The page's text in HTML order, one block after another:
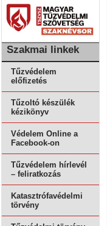
Szakmai linkek
Tűzvédelem
előfizetés
Tűzoltó készülék
kézikönyv
Védelem Online a
Facebook-on
Tűzvédelem hírlevél
– feliratkozás
Katasztrófavédelmi
törvény